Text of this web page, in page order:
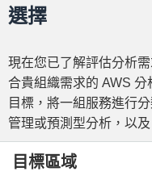
選擇
現在您已了解評估分析
合貴組織需求的 AWS
目標，將一組服務進行
管理或預測型分析，以及
目標區域